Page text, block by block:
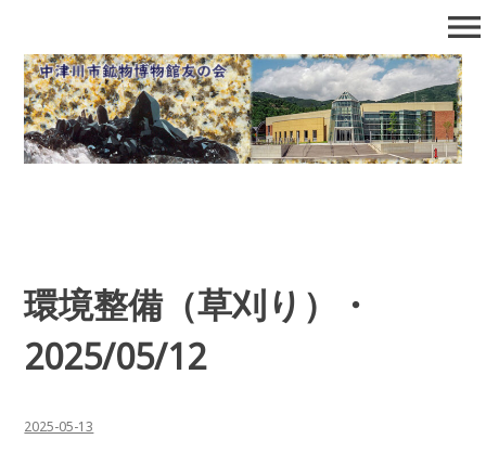
中津川市鉱物博物館友の会
石の博物館で自然となかよくなろう！
menu
環境整備（草刈り）・
2025/05/12
2025-05-13